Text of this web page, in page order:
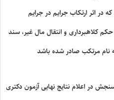
در اثر ارتکاب جرایم در جرایم
کلاهبرداری و انتقال مال غیر، سند
نام مرتکب صادر شده باشد
در اعلام نتایج نهایی آزمون دکتری